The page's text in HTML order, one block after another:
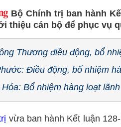
Bộ Chính trị ban hành
thiệu cán bộ để phục vụ
Thương điều động, bổ
Điều động, bổ nhiệm
Hóa: Bổ nhiệm hàng loạt
vừa ban hành Kết luận